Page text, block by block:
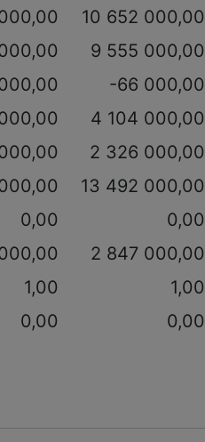
10 652 000,00
9 555 000,00
-66 000,00
4 104 000,00
2 326 000,00
13 492 000,00
0,00 0,00
2 847 000,00
1,00 1,00
0,00 0,00